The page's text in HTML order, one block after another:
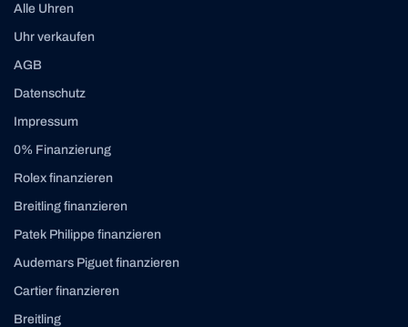
Alle Uhren
Uhr verkaufen
AGB
Datenschutz
Impressum
0% Finanzierung
Rolex finanzieren
Breitling finanzieren
Patek Philippe finanzieren
Audemars Piguet finanzieren
Cartier finanzieren
Breitling